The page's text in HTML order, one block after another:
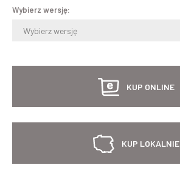
Wybierz wersję:
Wybierz wersję
KUP ONLINE
KUP LOKALNIE